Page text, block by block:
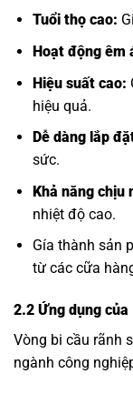
Tuổi thọ cao:
Hoạt động êm
Hiệu suất cao:
hiệu quả.
Dễ dàng lắp
sức.
Khả năng chịu
nhiệt độ cao.
Gía thành sản
từ các cữa
2.2 Ứng dụng của
Vòng bi cầu rãnh
ngành công